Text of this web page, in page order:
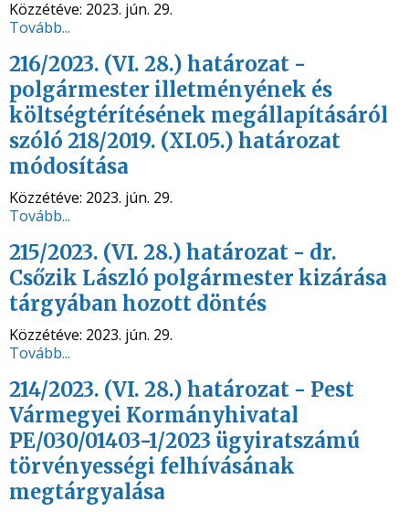
Közzétéve: 2023. jún. 29.
Tovább...
216/2023. (VI. 28.) határozat -
polgármester illetményének és
költségtérítésének megállapításáról
szóló 218/2019. (XI.05.) határozat
módosítása
Közzétéve: 2023. jún. 29.
Tovább...
215/2023. (VI. 28.) határozat - dr.
Csőzik László polgármester kizárása
tárgyában hozott döntés
Közzétéve: 2023. jún. 29.
Tovább...
214/2023. (VI. 28.) határozat - Pest
Vármegyei Kormányhivatal
PE/030/01403-1/2023 ügyiratszámú
törvényességi felhívásának
megtárgyalása